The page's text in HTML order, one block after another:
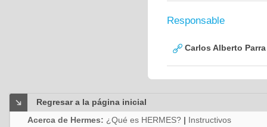
Responsable
Carlos Alberto
Regresar a la página inicial
Acerca de Hermes: ¿Qué es HERMES? | Instructivos